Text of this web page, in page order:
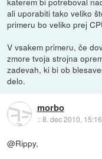
ali uporabiti tako veliko
primeru bo veliko prej
V vsakem primeru, če
zmore tvoja strojna
zadevah, ki bi ob
delo.
morbo
::8. dec 2010, 15:16
@Rippy,